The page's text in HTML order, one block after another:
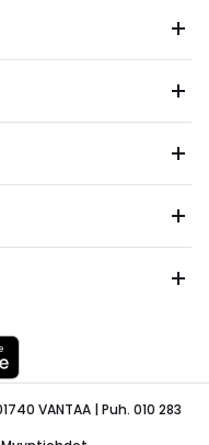
VANTAA | Puh. 010 283